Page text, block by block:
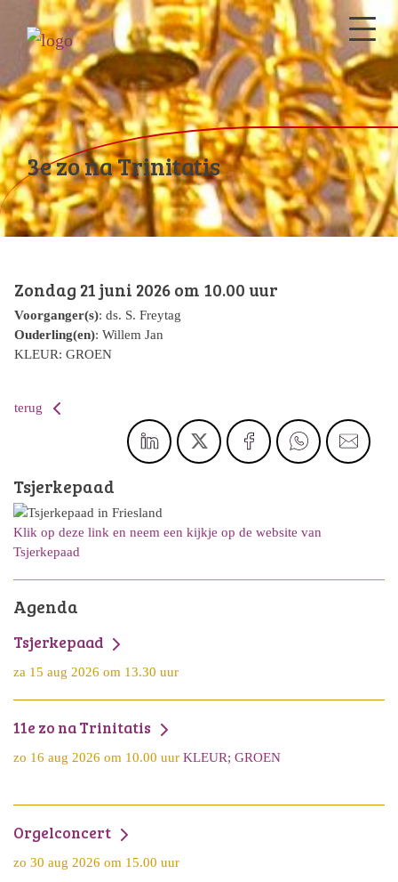
3e zo na Trinitatis
Zondag 21 juni 2026 om 10.00 uur
Voorganger(s): ds. S. Freytag
Ouderling(en): Willem Jan
KLEUR: GROEN
terug
Tsjerkepaad
Klik op deze link en neem een kijkje op de website van
Tsjerkepaad
Agenda
Tsjerkepaad
za 15 aug 2026 om 13.30 uur
11e zo na Trinitatis
zo 16 aug 2026 om 10.00 uur KLEUR; GROEN
Orgelconcert
zo 30 aug 2026 om 15.00 uur